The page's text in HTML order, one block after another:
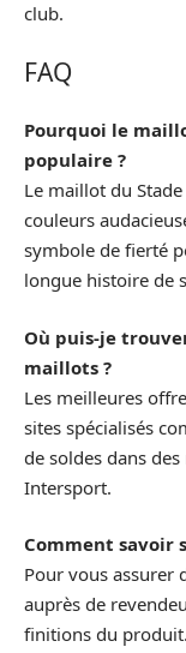
club.
FAQ
Pourquoi le
populaire ?
Le maillot du
couleurs
symbole de fierté
longue histoire de
Où puis-je
maillots ?
Les meilleures
sites spécialisés
de soldes dans
Intersport.
Comment savoir
Pour vous assurer
auprès de
finitions du produit.